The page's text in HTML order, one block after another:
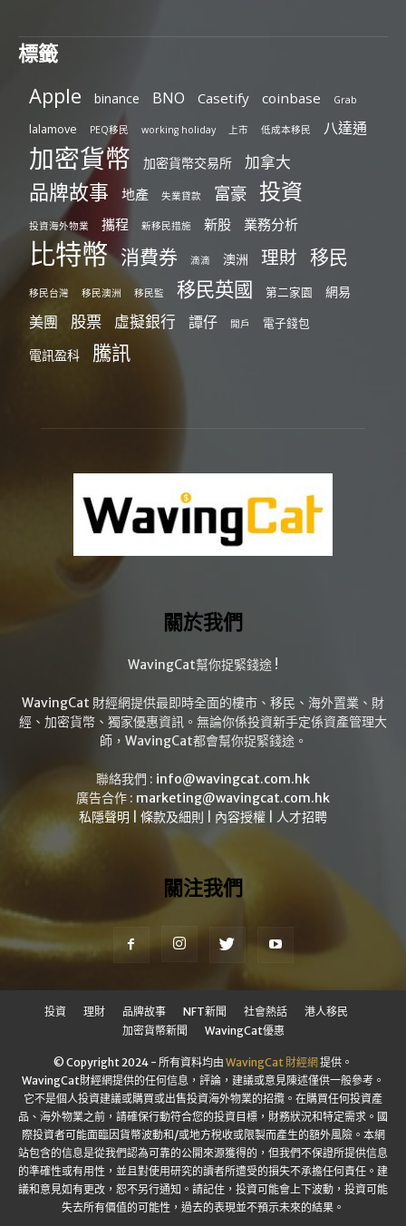
標籤
Apple binance BNO Casetify coinbase Grab
lalamove PEQ移民 working holiday 上市 低成本移民 八達通
加密貨幣 加密貨幣交易所 加拿大
品牌故事 地產 失業貸款 富豪 投資
投資海外物業 攜程 新移民措施 新股 業務分析
比特幣 消費券 滴滴 澳洲 理財 移民
移民台灣 移民澳洲 移民監 移民英國 第二家園 網易
美團 股票 虛擬銀行 譚仔 開戶 電子錢包
電訊盈科 騰訊
關於我們
WavingCat幫你捉緊錢途 !
WavingCat 財經網提供最即時全面的樓市、移民、海外置業、財
經、加密貨幣、獨家優惠資訊。無論你係投資新手定係資產管理大
師，WavingCat都會幫你捉緊錢途。
聯絡我們 : info@wavingcat.com.hk
廣告合作 : marketing@wavingcat.com.hk
私隱聲明
條款及細則 內容授權 人才招聘
關注我們
投資 理財 品牌故事 NFT新聞 社會熱話
港人移民
加密貨幣新聞
WavingCat優惠
© Copyright 2024 - 所有資料均由 WavingCat 財經網提供。
WavingCat財經網提供的任何信息，評論，建議或意見陳述僅供一般參考。
它不是個人投資建議或購買或出售投資海外物業的招攬。在購買任何投資產
品、海外物業之前，請確保行動符合您的投資目標，財務狀況和特定需求。國
際投資者可能面臨因貨幣波動和/或地方稅收或限製而產生的額外風險。本網
站包含的信息是從我們認為可靠的公開來源獲得的，但我們不保證所提供信息
的準確性或有用性，並且對使用研究的讀者所遭受的損失不承擔任何責任。建
議和意見如有更改，恕不另行通知。請記住，投資可能會上下波動，投資可能
失去所有價值的可能性，過去的表現並不預示未來的結果。